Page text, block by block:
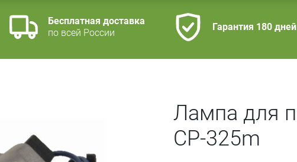
Бесплатная доставка
по всей России
Гарантия 180 дней
Лампа для
CP-325m